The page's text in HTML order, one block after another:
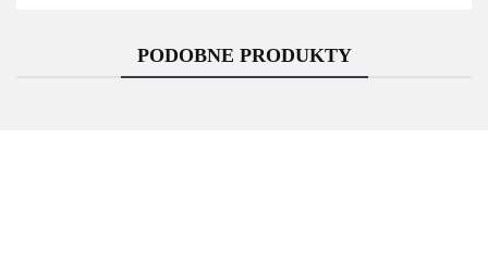
PODOBNE PRODUKTY